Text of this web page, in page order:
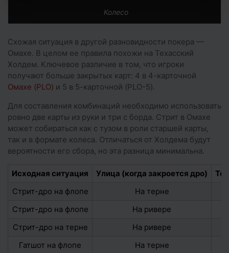
Колесо
Схожая ситуация в другой разновидности покера —
Омахе. В целом ее правила похожи на Техасский
Холдем. Ключевое различие в том, что игроки
получают больше закрытых карт: 4 в 4-карточной
Омахе (PLO) и 5 в 5-карточной (PLO-5).
Для составления комбинаций необходимо использовать
ровно две карты из руки и три с борда. Стрит в Омахе
может собираться как с тузом в роли старшей карты,
так и в формате колеса. Отличаться от Холдема будут
вероятности его сбора, но эта разница минимальна.
Исходная ситуация Улица (когда закроется дро)
Стрит-дро на флопе
На терне
Стрит-дро на флопе
На ривере
Стрит-дро на терне
На ривере
Гатшот на флопе
На терне